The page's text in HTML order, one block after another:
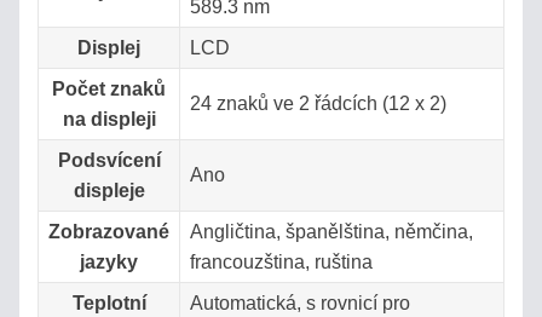
589.3 nm
Displej
LCD
Počet znaků
na displeji
24 znaků ve 2 řádcích (12 x 2)
Podsvícení
displeje
Ano
Zobrazované
jazyky
Angličtina, španělština, němčina,
francouzština, ruština
Teplotní
Automatická, s rovnicí pro